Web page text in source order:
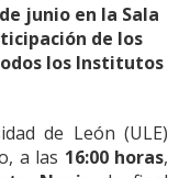
junio en la Sala
de los
los Institutos
de León (ULE)
a las 16:00 horas,